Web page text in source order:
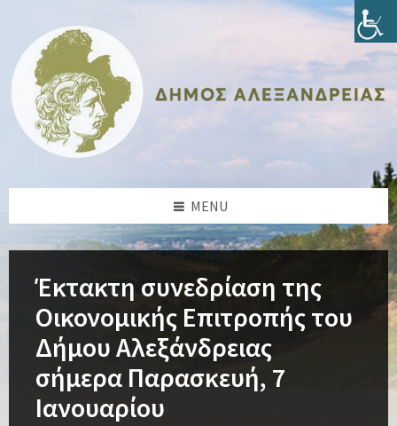
content
sidebar
sidebar
footer
MENU
Έκτακτη συνεδρίαση της
Οικονομικής Επιτροπής του
Δήμου Αλεξάνδρειας
σήμερα Παρασκευή, 7
Ιανουαρίου